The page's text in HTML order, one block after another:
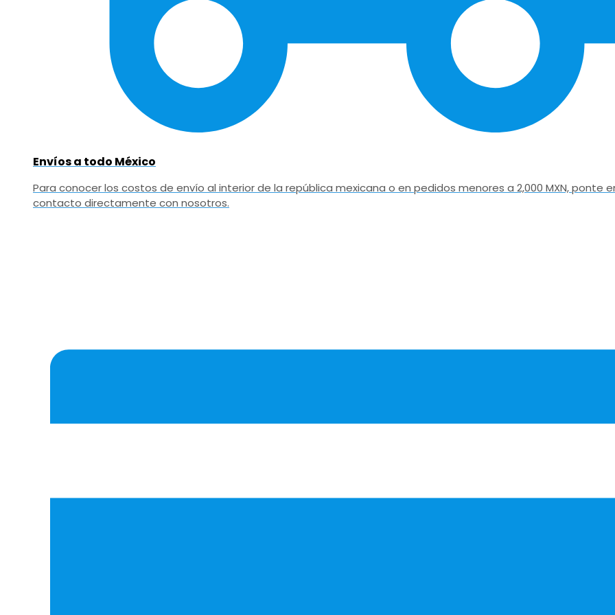
Envíos a todo México
Para conocer los costos de envío al interior de la república mexicana o en pedidos menores a 2,000 MXN, ponte
contacto directamente con nosotros.